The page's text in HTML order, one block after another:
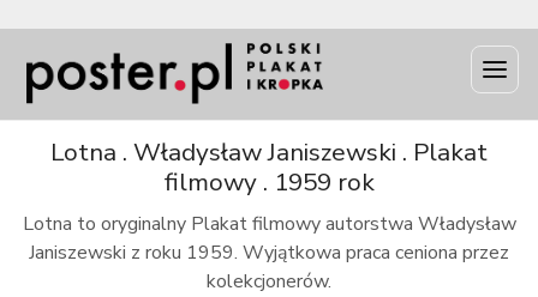
Lotna . Władysław Janiszewski . Plakat
filmowy . 1959 rok
Lotna to oryginalny Plakat filmowy autorstwa Władysław
Janiszewski z roku 1959. Wyjątkowa praca ceniona przez
kolekcjonerów.